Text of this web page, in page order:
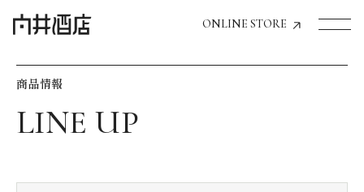
ONLINE STORE
飲食店経営のお客様
商品情報